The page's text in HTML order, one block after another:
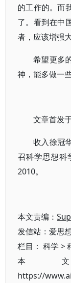
的工作的。而
了。看到在中
者，应该增强
希望更多
神，能多做一
文章首发
收入徐冠
召科学思想科
2010。
本文责编：
发信站：爱思
栏目： 科学 >
本
https://